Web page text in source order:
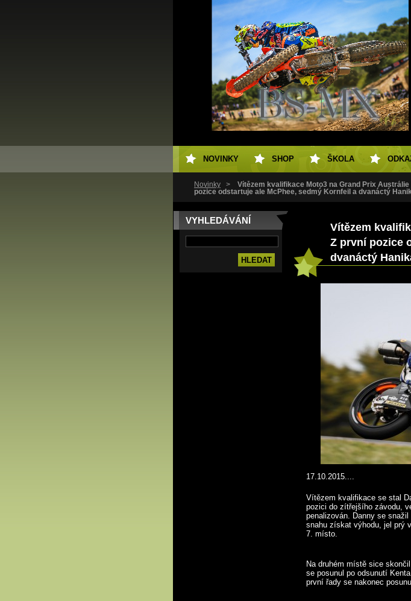
Novinky >
Vítězem kvalifikace Moto3 na Grand Prix Austrálie
pozice odstartuje ale McPhee, sedmý Kornfeil a dvanáctý
VYHLEDÁVÁNÍ
Vítězem
Z první pozice
dvanáctý
17.10.2015....
Vítězem kvalifikace se stal
pozici do zítřejšího závodu,
penalizován. Danny se
snahu získat výhodu, jel prý
7. místo.
Na druhém místě sice
se posunul po odsunutí
první řady se nakonec
NOVINKY SHOP ŠKOLA